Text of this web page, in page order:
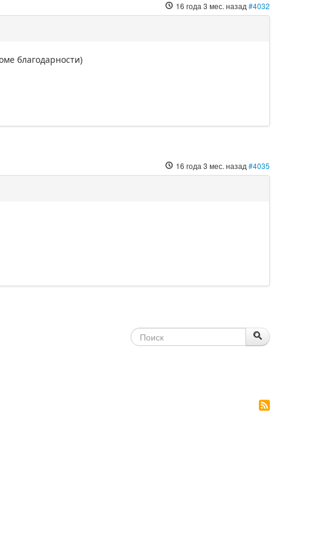
16 года 3 мес. назад #4032
благодарности)
16 года 3 мес. назад #4035